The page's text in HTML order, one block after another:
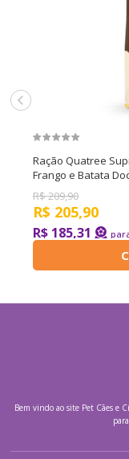
Ração Quatree
Frango e Batata
R$209,90
R$ 205,90
R$ 185,31
Bem vindo ao site Pet Cães e